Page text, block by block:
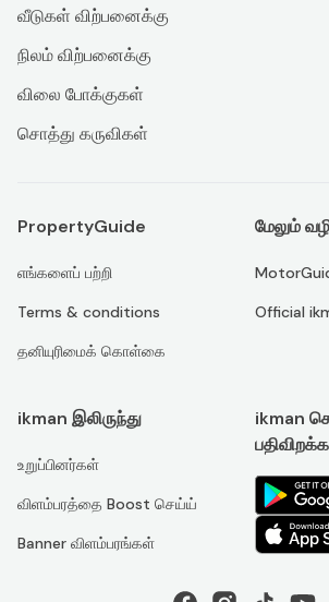
வீடுகள் விற்பனைக்கு
நிலம் விற்பனைக்கு
விலை போக்குகள்
சொத்து கருவிகள்
PropertyGuide
எங்களைப் பற்றி
Terms & conditions
தனியுரிமைக் கொள்கை
மேலும்
Official
ikman இலிருந்து
உறுப்பினர்கள்
விளம்பரத்தை Boost செய்ய்
Banner விளம்பரங்கள்
ikman